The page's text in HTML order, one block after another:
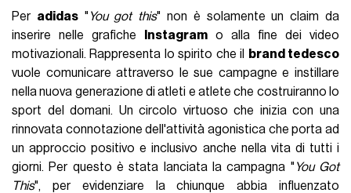
Per adidas" You got this" non è solamente un claim da
inserire nelle grafiche
Instagram o alla fine dei video
motivazionali. Rappresenta lo spirito che il
brand tedesco
vuole comunicare attraverso le sue campagne e instillare
nella nuova generazione di atleti e atlete che costruiranno lo
sport del domani. Un circolo virtuoso che inizia con una
rinnovata connotazione dell'attività agonistica che porta ad
un approccio positivo e inclusivo anche nella vita di tutti i
giorni. Per questo è stata lanciata la campagna " You Got
This", per evidenziare la chiunque abbia influenzato